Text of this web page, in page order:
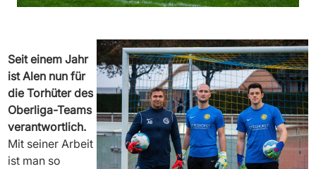
Seit einem Jahr
ist Alen nun für
die Torhüter des
Oberliga-Teams
verantwortlich.
Mit seiner Arbeit
ist man so